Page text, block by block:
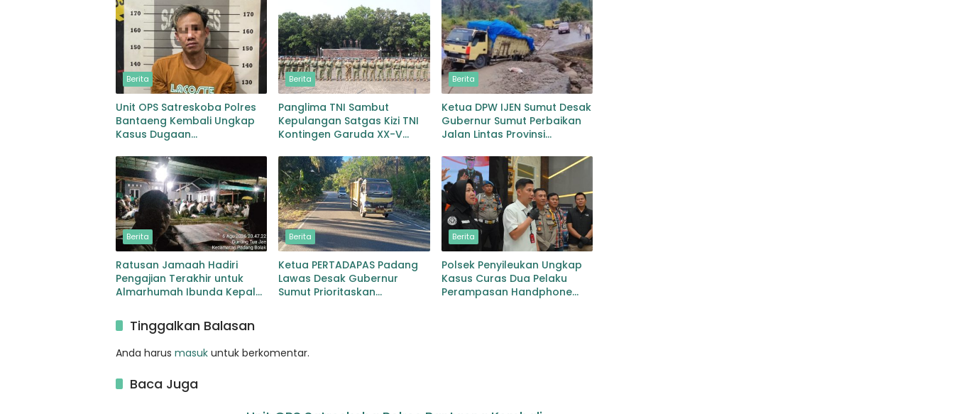
Berita
Unit OPS Satreskoba Polres
Bantaeng Kembali Ungkap
Kasus Dugaan
Narkotika Jenis Sabu
Berita
Panglima TNI Sambut
Kepulangan Satgas Kizi TNI
Kontingen Garuda XX-V
Berita
Ketua DPW IJEN Sumut Desak
Gubernur Sumut Perbaikan
Jalan Lintas Provinsi
Bayu
Berita
Ratusan Jamaah Hadiri
Pengajian Terakhir untuk
Almarhumah Ibunda Kepala
Berita
Ketua PERTADAPAS Padang
Lawas Desak Gubernur
Sumut Prioritaskan
Berita
Polsek Penyileukan Ungkap
Kasus Curas Dua Pelaku
Perampasan Handphone
Tinggalkan Balasan
Anda harus masuk untuk berkomentar.
Baca Juga